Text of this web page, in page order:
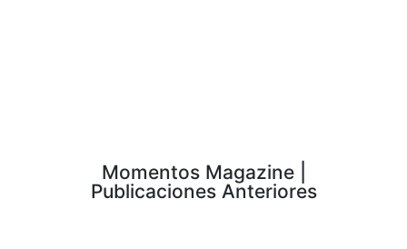
Momentos Magazine |
Publicaciones Anteriores